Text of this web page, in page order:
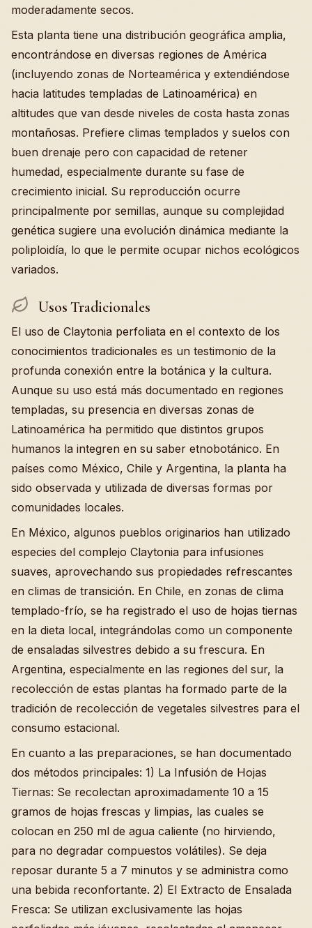
moderadamente secos.
Esta planta tiene una distribución geográfica amplia,
encontrándose en diversas regiones de América
(incluyendo zonas de Norteamérica y extendiéndose
hacia latitudes templadas de Latinoamérica) en
altitudes que van desde niveles de costa hasta zonas
montañosas. Prefiere climas templados y suelos con
buen drenaje pero con capacidad de retener
humedad, especialmente durante su fase de
crecimiento inicial. Su reproducción ocurre
principalmente por semillas, aunque su complejidad
genética sugiere una evolución dinámica mediante la
poliploidía, lo que le permite ocupar nichos ecológicos
variados.
Usos Tradicionales
El uso de Claytonia perfoliata en el contexto de los
conocimientos tradicionales es un testimonio de la
profunda conexión entre la botánica y la cultura.
Aunque su uso está más documentado en regiones
templadas, su presencia en diversas zonas de
Latinoamérica ha permitido que distintos grupos
humanos la integren en su saber etnobotánico. En
países como México, Chile y Argentina, la planta ha
sido observada y utilizada de diversas formas por
comunidades locales.
En México, algunos pueblos originarios han utilizado
especies del complejo Claytonia para infusiones
suaves, aprovechando sus propiedades refrescantes
en climas de transición. En Chile, en zonas de clima
templado-frío, se ha registrado el uso de hojas tiernas
en la dieta local, integrándolas como un componente
de ensaladas silvestres debido a su frescura. En
Argentina, especialmente en las regiones del sur, la
recolección de estas plantas ha formado parte de la
tradición de recolección de vegetales silvestres para el
consumo estacional.
En cuanto a las preparaciones, se han documentado
dos métodos principales: 1) La Infusión de Hojas
Tiernas: Se recolectan aproximadamente 10 a 15
gramos de hojas frescas y limpias, las cuales se
colocan en 250 ml de agua caliente (no hirviendo,
para no degradar compuestos volátiles). Se deja
reposar durante 5 a 7 minutos y se administra como
una bebida reconfortante. 2) El Extracto de Ensalada
Fresca: Se utilizan exclusivamente las hojas